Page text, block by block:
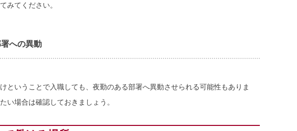
みてください。
への異動
ということで入職しても、夜勤のある部署へ異動させられる可能性もありま
い場合は確認しておきましょう。